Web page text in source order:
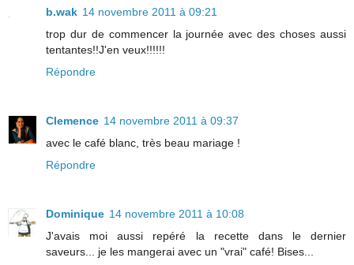
b.wak 14 novembre 2011 à 09:21
trop dur de commencer la journée avec des choses aussi
tentantes!!J'en veux!!!!!!
Répondre
Clemence 14 novembre 2011 à 09:37
avec le café blanc, très beau mariage !
Répondre
Dominique 14 novembre 2011 à 10:08
J'avais moi aussi repéré la recette dans le dernier
saveurs... je les mangerai avec un "vrai" café! Bises...